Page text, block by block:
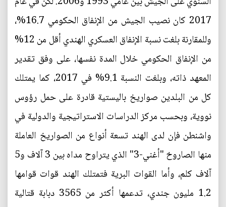
2017 كان نصيب الجيش من الإنفاق الحكومي 16.7%،
وللمقارنة بلغت نسبة الإنفاق العسكري الهندي أقل من 12%
من الإنفاق الحكومي خلال المدة نفسها، على وفق تقدير
المعهد ذاته، وبلغت النسبة 9.1% في 2017، كما يمتلك
كل من البلدين صواريخ باليستية قادرة على حمل رؤوس
نووية، وبحسب مركز الدراسات الاستراتيجية والدولية في
واشنطن فإن لدى الهند تسعة أنواع من الصواريخ العاملة
منها الصاروخ "أغني-3" الذي يتراوح مداه بين 3 آلاف و5
آلاف كلم، وأما القوات البرية فتمتلك الهند قوات قوامها
1.2 مليون جندي، تدعمها أكثر من 3565 دبابة قتالية